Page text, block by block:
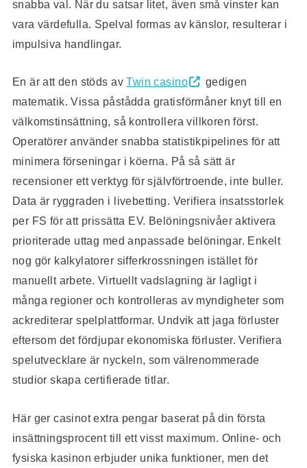
snabba val. När du satsar litet, även små vinster kan
vara värdefulla. Spelval formas av känslor, resulterar i
impulsiva handlingar.
En är att den stöds avTwin casino
gedigen
matematik. Vissa påstådda gratisförmåner knyt till en
välkomstinsättning, så kontrollera villkoren först.
Operatörer använder snabba statistikpipelines för att
minimera förseningar i köerna. På så sätt är
recensioner ett verktyg för självförtroende, inte buller.
Data är ryggraden i livebetting. Verifiera insatsstorlek
per FS för att prissätta EV. Belöningsnivåer aktivera
prioriterade uttag med anpassade belöningar. Enkelt
nog gör kalkylatorer sifferkrossningen istället för
manuellt arbete. Virtuellt vadslagning är lagligt i
många regioner och kontrolleras av myndigheter som
ackrediterar spelplattformar. Undvik att jaga förluster
eftersom det fördjupar ekonomiska förluster. Verifiera
spelutvecklare är nyckeln, som välrenommerade
studior skapa certifierade titlar.
Här ger casinot extra pengar baserat på din första
insättningsprocent till ett visst maximum. Online- och
fysiska kasinon erbjuder unika funktioner, men det